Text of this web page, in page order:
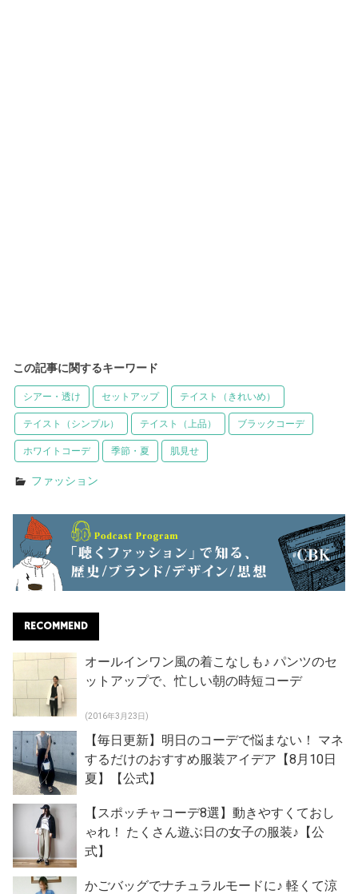
この記事に関するキーワード
シアー・透け セットアップ テイスト（きれいめ）
テイスト（シンプル） テイスト（上品） ブラックコーデ
ホワイトコーデ 季節・夏 肌見せ
ファッション
RECOMMEND
オールインワン風の着こなしも♪ パンツのセ
ットアップで、忙しい朝の時短コーデ
(2016年3月23日)
【毎日更新】明日のコーデで悩まない！ マネ
するだけのおすすめ服装アイデア【8月10日
夏】【公式】
【スポッチャコーデ8選】動きやすくておし
ゃれ！ たくさん遊ぶ日の女子の服装♪【公
式】
かごバッグでナチュラルモードに♪ 軽くて涼